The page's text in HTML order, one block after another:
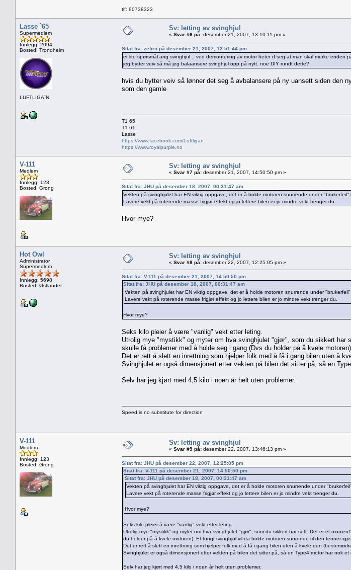
tlf: 90738323
Lasse `65
Supermedlem
Innlegg: 2094
Bosted: Trondheim
LUFTLIGA`N
Sv: letting av svinghjul
« Svar #6 på: desember 21, 2007, 13:10:11 pm »
Sitat fra: zefiro på desember 21, 2007, 12:51:44 pm
et lite spørsmål ang svinghjul .. ved demontering av motor heter d seg at man skal merke
jeg bytter veiv så må jeg balaansere svinghjul opp på nytt. noe DIY rundt dette?
hvis du bytter veiv så lønner det seg å avbalansere på ny uansett siden den
som den gamle
T1 65
T1 61
Lasse
https://www.facebook.com/Luftligan
https://www.royalpurple.no
V-111
Medlem
Innlegg: 123
Bosted: Grong
Sv: letting av svinghjul
« Svar #7 på: desember 21, 2007, 14:50:50 pm »
Sitat fra: JHU på desember 18, 2007, 00:31:47 am
Vekten på svinghjulet har EN viktig oppgave, det er å holde motoren snurrende under
Lavere vekt på roterende masse frigjør effekt og jo lettere bilen er jo mindre vekt trenger du.
Hvor mye?
Hot Owl
Administrator
Supermedlem
Innlegg: 5698
Bosted: Østlandet
Sv: letting av svinghjul
« Svar #8 på: desember 22, 2007, 12:25:05 pm »
Sitat fra: V-111 på desember 21, 2007, 14:50:50 pm
Sitat fra: JHU på desember 18, 2007, 00:31:47 am
Vekten på svinghjulet har EN viktig oppgave, det er å holde motoren snurrende under
Lavere vekt på roterende masse frigjør effekt og jo lettere bilen er jo mindre vekt trenger du.
Hvor mye?
Seks kilo pleier å være "vanlig" vekt etter leting.
Utrolig mye "mystikk" og myter om hva svinghjulet "gjør", som du sikkert
skulle få problemer med å holde seg i gang (Dvs du holder på å kvele
Det er rett å slett en inrettning som hjelper folk med å få i gang bilen uten å
Svinghjulet er også dimensjonert etter vekten på bilen det sitter på, så en
Selv har jeg kjørt med 4,5 kilo i noen år helt uten problemer.
Speed is no substitute for direction
V-111
Medlem
Innlegg: 123
Bosted: Grong
Sv: letting av svinghjul
« Svar #9 på: desember 22, 2007, 13:46:13 pm »
Sitat fra: JHU på desember 22, 2007, 12:25:05 pm
Sitat fra: V-111 på desember 21, 2007, 14:50:50 pm
Sitat fra: JHU på desember 18, 2007, 00:31:47 am
Vekten på svinghjulet har EN viktig oppgave, det er å holde motoren snurrende under
Lavere vekt på roterende masse frigjør effekt og jo lettere bilen er jo mindre vekt trenger du.
Hvor mye?
Seks kilo pleier å være "vanlig" vekt etter leting.
Utrolig mye "mystikk" og myter om hva svinghjulet "gjør", som du sikkert har sett. Det er et
du holder på å kvele motoren). Et tungt svinghjul vil da holde motoren snurende til den tenner
Det er rett å slett en inrettning som hjelper folk med å få i gang bilen uten å kvele den
Svinghjulet er også dimensjonert etter vekten på bilen det sitter på, så en Type4 motor har nok
Selv har jeg kjørt med 4,5 kilo i noen år helt uten problemer.